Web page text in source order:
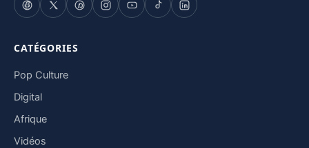
CATÉGORIES
Pop Culture
Digital
Afrique
Vidéos